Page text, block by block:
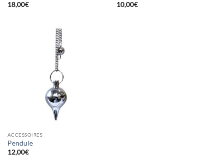
18,00€
10,00€
ACCESSOIRES
Pendule
12,00€